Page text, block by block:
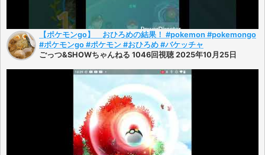
【ポケモンgo】 おひろめの結果！ #pokemon #pokemongo
#ポケモンgo #ポケモン #おひろめ #バケッチャ
ごっつ&SHOWちゃんねる 1046回視聴 2025年10月25日